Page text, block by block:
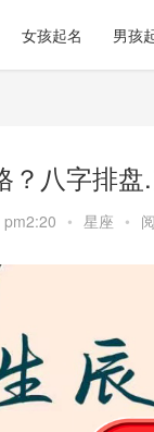
女孩起名 男孩
？八字排盘
• 星座 •